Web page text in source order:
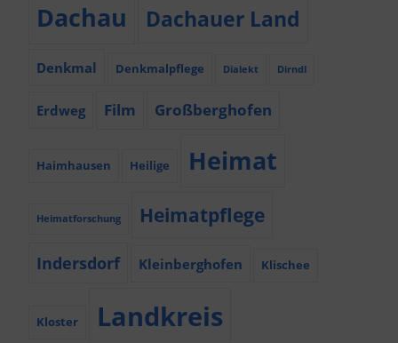
Dachau Dachauer Land
Denkmal Denkmalpflege Dialekt Dirndl
Erdweg Film Großberghofen
Haimhausen Heilige Heimat
Heimatforschung Heimatpflege
Indersdorf Kleinberghofen Klischee
Kloster Landkreis